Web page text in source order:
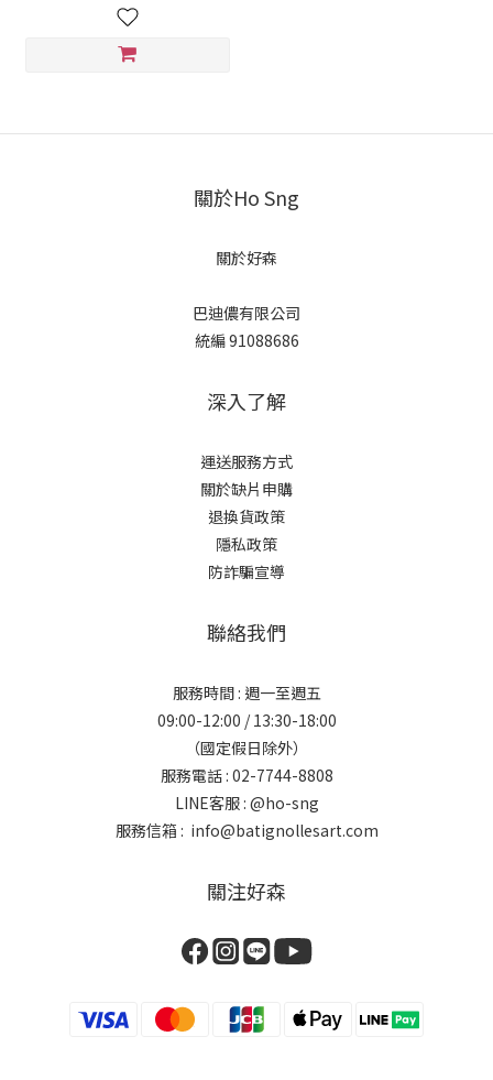
關於Ho Sng
關於好森
巴迪儂有限公司
統編 91088686
深入了解
運送服務方式
關於缺片申購
退換貨政策
隱私政策
防詐騙宣導
聯絡我們
服務時間 : 週一至週五
09:00-12:00 / 13:30-18:00
（國定假日除外）
服務電話 : 02-7744-8808
LINE客服 : @ho-sng
服務信箱 : info@batignollesart.com
關注好森